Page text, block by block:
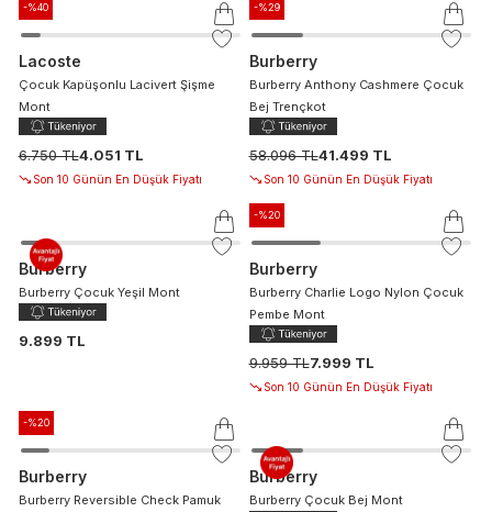
-%40
Lacoste
Çocuk Kapüşonlu Lacivert Şişme
Mont
6.750 TL4.051 TL
Son 10 Günün En Düşük Fiyatı
-%29
Burberry
Burberry Anthony Cashmere Çocuk
Bej Trençkot
58.096 TL41.499 TL
Son 10 Günün En Düşük Fiyatı
Burberry
Burberry Çocuk Yeşil Mont
9.899 TL
-%20
Burberry
Burberry Charlie Logo Nylon Çocuk
Pembe Mont
9.959 TL7.999 TL
Son 10 Günün En Düşük Fiyatı
-%20
Burberry
Burberry Reversible Check Pamuk
Burberry
Burberry Çocuk Bej Mont